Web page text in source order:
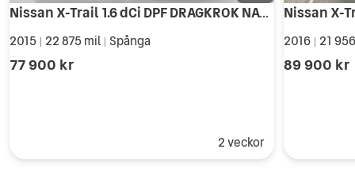
Nissan X-Trail 1.6 dCi DPF DRAGKROK NAVI KAMERA 360° NYSERVAD NYBES
2015 22 875 mil Spånga
77 900 kr
2 veckor
2016 21
89 900 kr